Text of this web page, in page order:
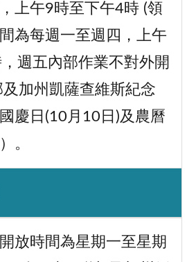
上午9時至下午4時 (領
為每週一至週四，上午
週五內部作業不對外開
加州凱薩查維斯紀念
慶日(10月10日)及農曆
。
放時間為星期一至星期